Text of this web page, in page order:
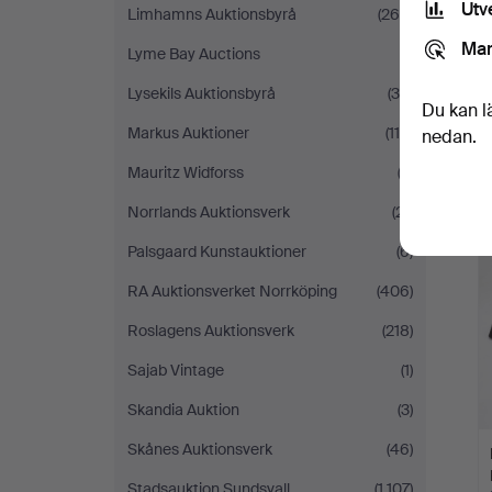
Limhamns Auktionsbyrå
(264)
Lyme Bay Auctions
Lysekils Auktionsbyrå
(39)
Markus Auktioner
(115)
Mauritz Widforss
(2)
Norrlands Auktionsverk
(21)
Palsgaard Kunstauktioner
(6)
RA Auktionsverket Norrköping
(406)
Roslagens Auktionsverk
(218)
Sajab Vintage
(1)
Skandia Auktion
(3)
Skånes Auktionsverk
(46)
Du kan
nedan.